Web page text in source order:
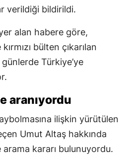
verildiği bildirildi.
alan habere göre,
bülten çıkarılan
Türkiye’ye
aranıyordu
ilişkin yürütülen
Umut Altaş hakkında
arama kararı bulunuyordu.